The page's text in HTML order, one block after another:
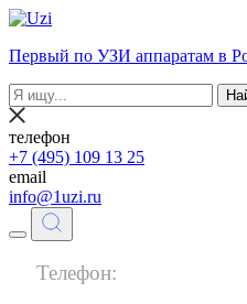
Первый по УЗИ аппаратам в
телефон
+7 (495) 109 13 25
email
info@1uzi.ru
Телефон: